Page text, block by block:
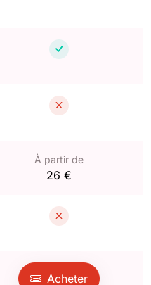
À partir de
26 €
Acheter